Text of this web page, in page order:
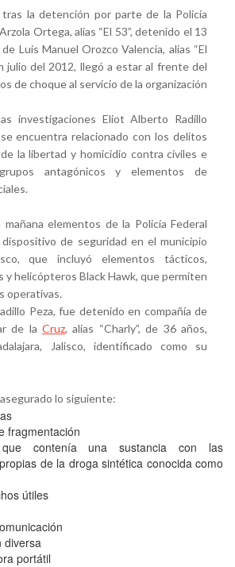
la detención por parte de la Policía
Ortega, alias “El 53”, detenido el 13
Luis Manuel Orozco Valencia, alias “El
julio del 2012, llegó a estar al frente del
de choque al servicio de la organización
investigaciones Eliot Alberto Radillo
encuentra relacionado con los delitos
la libertad y homicidio contra civiles e
antagónicos y elementos de
elementos de la Policía Federal
de seguridad en el municipio
que incluyó elementos tácticos,
y helicópteros Black Hawk, que permiten
operativas.
Peza, fue detenido en compañía de
de la Cruz, alias “Charly”, de 36 años,
Jalisco, identificado como su
lo siguiente:
fragmentación
contenía una sustancia con las
de la droga sintética conocida como
útiles
diversa
portátil